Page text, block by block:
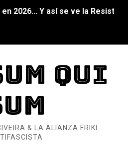
2026... Y así se ve la
(DOS)
(UNO)
QUI
& LA ALIANZA FRIKI